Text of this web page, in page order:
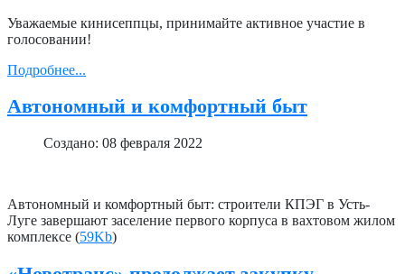
Уважаемые кинисеппцы, принимайте активное участие в
голосовании!
Подробнее...
Автономный и комфортный быт
Создано: 08 февраля 2022
Автономный и комфортный быт: строители КПЭГ в Усть-
Луге завершают заселение первого корпуса в вахтовом жилом
комплексе (59Kb)